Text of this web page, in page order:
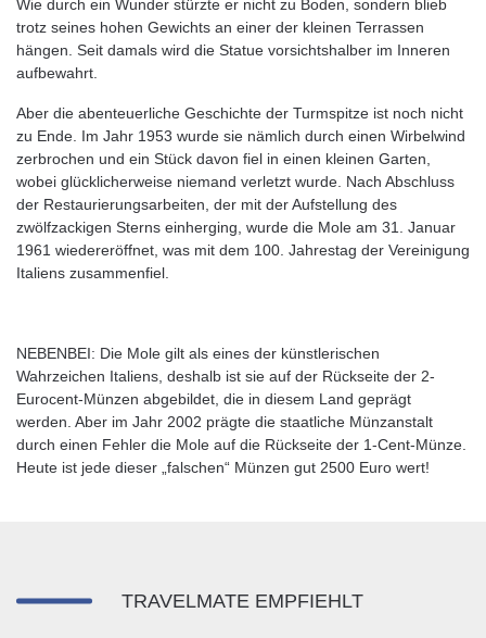
Wie durch ein Wunder stürzte er nicht zu Boden, sondern blieb
trotz seines hohen Gewichts an einer der kleinen Terrassen
hängen. Seit damals wird die Statue vorsichtshalber im Inneren
aufbewahrt.
Aber die abenteuerliche Geschichte der Turmspitze ist noch nicht
zu Ende. Im Jahr 1953 wurde sie nämlich durch einen Wirbelwind
zerbrochen und ein Stück davon fiel in einen kleinen Garten,
wobei glücklicherweise niemand verletzt wurde. Nach Abschluss
der Restaurierungsarbeiten, der mit der Aufstellung des
zwölfzackigen Sterns einherging, wurde die Mole am 31. Januar
1961 wiedereröffnet, was mit dem 100. Jahrestag der Vereinigung
Italiens zusammenfiel.
NEBENBEI: Die Mole gilt als eines der künstlerischen
Wahrzeichen Italiens, deshalb ist sie auf der Rückseite der 2-
Eurocent-Münzen abgebildet, die in diesem Land geprägt
werden. Aber im Jahr 2002 prägte die staatliche Münzanstalt
durch einen Fehler die Mole auf die Rückseite der 1-Cent-Münze.
Heute ist jede dieser „falschen“ Münzen gut 2500 Euro wert!
TRAVELMATE EMPFIEHLT